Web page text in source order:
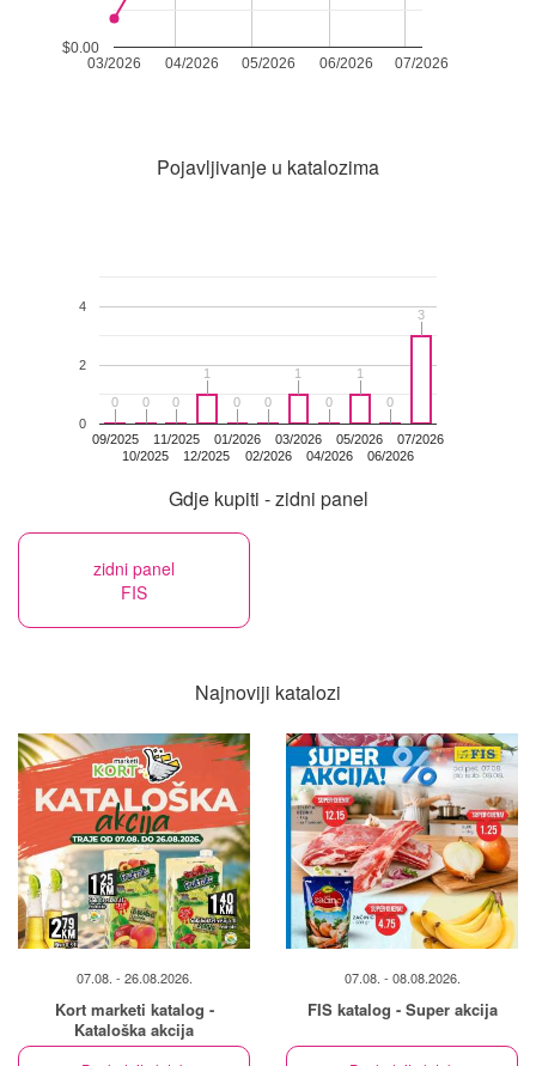
03/2026 04/2026 05/2026 06/2026 07/2026
$0.00
Pojavljivanje u katalozima
09/2025
10/2025
11/2025
12/2025
01/2026
02/2026
03/2026
04/2026
05/2026
06/2026
07/2026
0
2
4
0
0 0
0 0
0
1
1
0
0 0
0
1
1
0
0
1
1
0
0
3
3
Gdje kupiti - zidni panel
zidni panel
FIS
Najnoviji katalozi
07.08. - 26.08.2026.
Kort marketi katalog -
Kataloška akcija
07.08. - 08.08.2026.
FIS katalog - Super akcija